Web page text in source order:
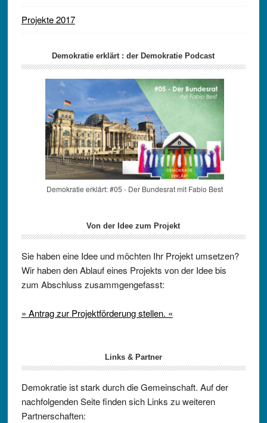
Projekte 2017
Demokratie erklärt : der Demokratie Podcast
Demokratie erklärt: #05 - Der Bundesrat mit Fabio Best
Von der Idee zum Projekt
Sie haben eine Idee und möchten Ihr Projekt umsetzen?
Wir haben den Ablauf eines Projekts von der Idee bis
zum Abschluss zusammgengefasst:
» Antrag zur Projektförderung stellen. «
Links & Partner
Demokratie ist stark durch die Gemeinschaft. Auf der
nachfolgenden Seite finden sich Links zu weiteren
Partnerschaften: